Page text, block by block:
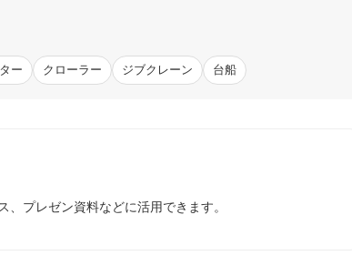
ー クローラー ジブクレーン 台船
プレゼン資料などに活用できます。